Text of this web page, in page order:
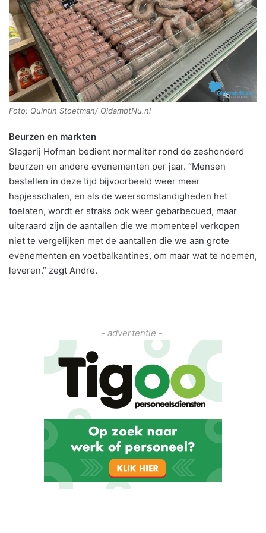
Foto: Quintin Stoetman/ OldambtNu.nl
Beurzen en markten
Slagerij Hofman bedient normaliter rond de zeshonderd
beurzen en andere evenementen per jaar. “Mensen
bestellen in deze tijd bijvoorbeeld weer meer
hapjesschalen, en als de weersomstandigheden het
toelaten, wordt er straks ook weer gebarbecued, maar
uiteraard zijn de aantallen die we momenteel verkopen
niet te vergelijken met de aantallen die we aan grote
evenementen en voetbalkantines, om maar wat te noemen,
leveren.” zegt Andre.
- advertentie -